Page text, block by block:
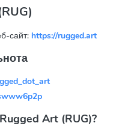
сайт: https://rugged.art
Art (RUG)?